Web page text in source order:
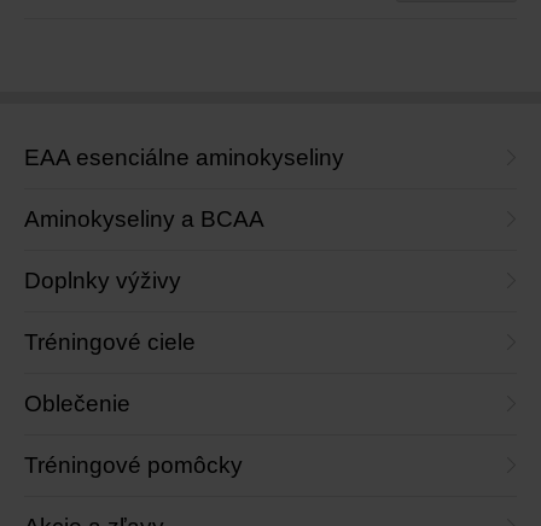
EAA esenciálne aminokyseliny
Aminokyseliny a BCAA
Doplnky výživy
Tréningové ciele
Oblečenie
Tréningové pomôcky